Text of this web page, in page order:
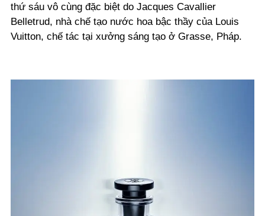
thứ sáu vô cùng đặc biệt do Jacques Cavallier
Belletrud, nhà chế tạo nước hoa bậc thầy của Louis
Vuitton, chế tác tại xưởng sáng tạo ở Grasse, Pháp.